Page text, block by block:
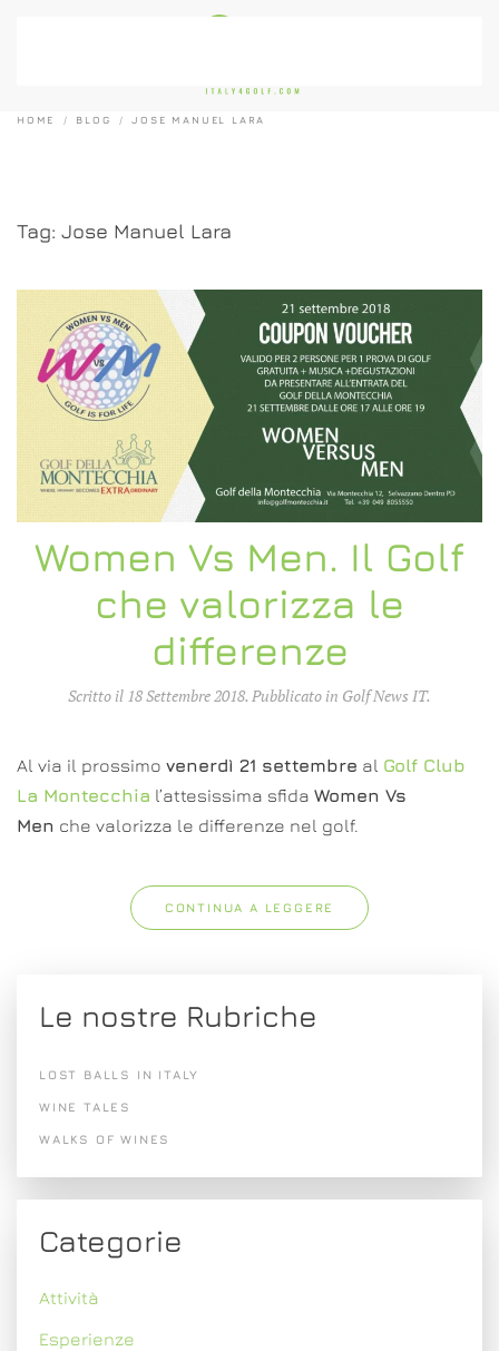
HOME BLOG JOSE MANUEL LARA
Tag: Jose Manuel Lara
Women Vs Men. Il Golf
che valorizza le
differenze
Scritto il 18 Settembre 2018. Pubblicato in Golf News IT.
Al via il prossimo venerdì 21 settembre al Golf Club
La Montecchia l’attesissima sfida Women Vs
Men che valorizza le differenze nel golf.
CONTINUA A LEGGERE
Le nostre Rubriche
LOST BALLS IN ITALY
WINE TALES
WALKS OF WINES
Categorie
Attività
Esperienze